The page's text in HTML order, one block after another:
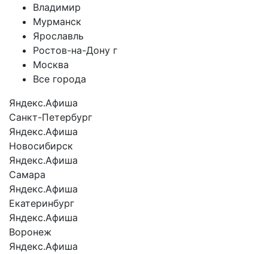
Владимир
Мурманск
Ярославль
Ростов-на-Дону г
Москва
Все города
Яндекс.Афиша
Санкт-Петербург
Яндекс.Афиша
Новосибирск
Яндекс.Афиша
Самара
Яндекс.Афиша
Екатеринбург
Яндекс.Афиша
Воронеж
Яндекс.Афиша